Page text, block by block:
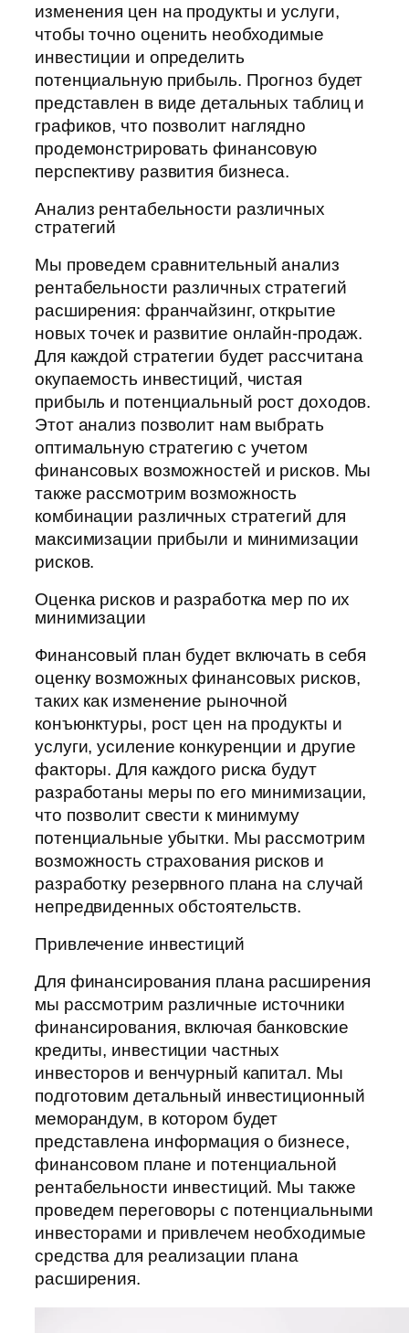
изменения цен на продукты и услуги,
чтобы точно оценить необходимые
инвестиции и определить
потенциальную прибыль. Прогноз будет
представлен в виде детальных таблиц и
графиков, что позволит наглядно
продемонстрировать финансовую
перспективу развития бизнеса.
Анализ рентабельности различных
стратегий
Мы проведем сравнительный анализ
рентабельности различных стратегий
расширения: франчайзинг, открытие
новых точек и развитие онлайн-продаж.
Для каждой стратегии будет рассчитана
окупаемость инвестиций, чистая
прибыль и потенциальный рост доходов.
Этот анализ позволит нам выбрать
оптимальную стратегию с учетом
финансовых возможностей и рисков. Мы
также рассмотрим возможность
комбинации различных стратегий для
максимизации прибыли и минимизации
рисков.
Оценка рисков и разработка мер по их
минимизации
Финансовый план будет включать в себя
оценку возможных финансовых рисков,
таких как изменение рыночной
конъюнктуры, рост цен на продукты и
услуги, усиление конкуренции и другие
факторы. Для каждого риска будут
разработаны меры по его минимизации,
что позволит свести к минимуму
потенциальные убытки. Мы рассмотрим
возможность страхования рисков и
разработку резервного плана на случай
непредвиденных обстоятельств.
Привлечение инвестиций
Для финансирования плана расширения
мы рассмотрим различные источники
финансирования, включая банковские
кредиты, инвестиции частных
инвесторов и венчурный капитал. Мы
подготовим детальный инвестиционный
меморандум, в котором будет
представлена информация о бизнесе,
финансовом плане и потенциальной
рентабельности инвестиций. Мы также
проведем переговоры с потенциальными
инвесторами и привлечем необходимые
средства для реализации плана
расширения.